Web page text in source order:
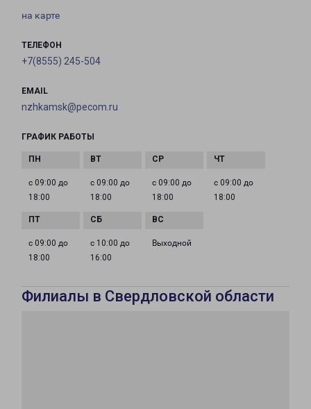
на карте
ТЕЛЕФОН
+7(8555) 245-504
EMAIL
nzhkamsk@pecom.ru
ГРАФИК РАБОТЫ
с 09:00 до
18:00
с 09:00 до
18:00
с 09:00 до
18:00
с 09:00 до
18:00
с 09:00 до
18:00
с 10:00 до
16:00
Выходной
Филиалы в Свердловской области